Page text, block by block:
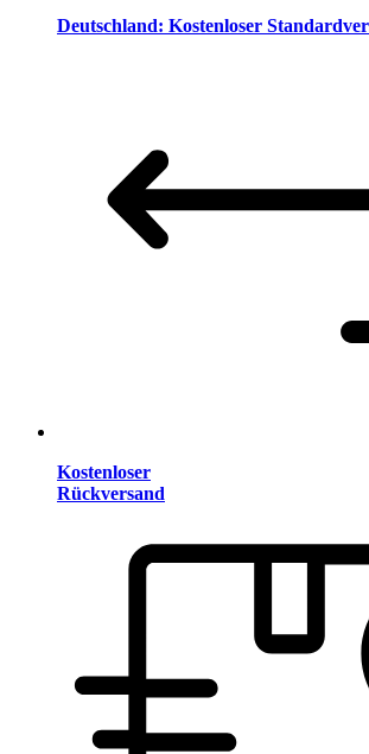
Deutschland: Kostenloser
Kostenloser
Rückversand